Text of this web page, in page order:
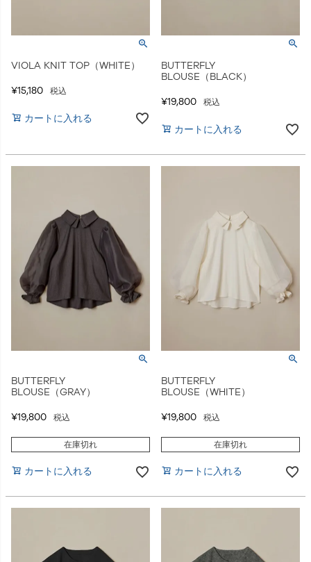
VIOLA KNIT TOP（WHITE）
¥15,180 税込
カートに入れる
BUTTERFLY
BLOUSE（BLACK）
¥19,800 税込
カートに入れる
BUTTERFLY
BLOUSE（GRAY）
¥19,800 税込
在庫切れ
カートに入れる
BUTTERFLY
BLOUSE（WHITE）
¥19,800 税込
在庫切れ
カートに入れる